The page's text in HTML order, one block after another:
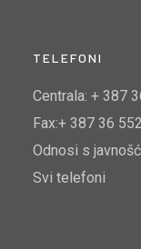
TELEFONI
Centrala: + 387
Fax:+ 387 36
Odnosi s
Svi telefoni